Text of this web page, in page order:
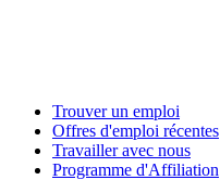
Trouver un emploi
Offres d'emploi récentes
Travailler avec nous
Programme d'Affiliation